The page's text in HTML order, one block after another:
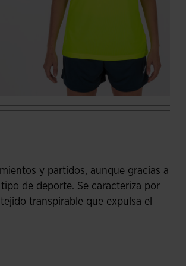
y partidos, aunque gracias a
de deporte. Se caracteriza por
transpirable que expulsa el
tipo raglán para favorecer la
el diseño normal, ya que la